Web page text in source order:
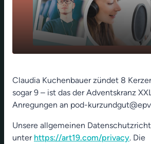
play_arrow
00:00
Claudia Kuchenbauer zündet 8
sogar 9 – ist das der Adventskranz
Anregungen an pod-
Unsere allgemeinen
unter https://art19.com/privacy. Die